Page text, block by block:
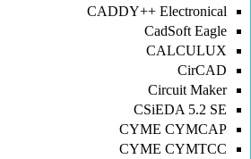
CADDY++ Electronical
CadSoft Eagle
CALCULUX
CirCAD
Circuit Maker
CSiEDA 5.2 SE
CYME CYMCAP
CYME CYMTCC